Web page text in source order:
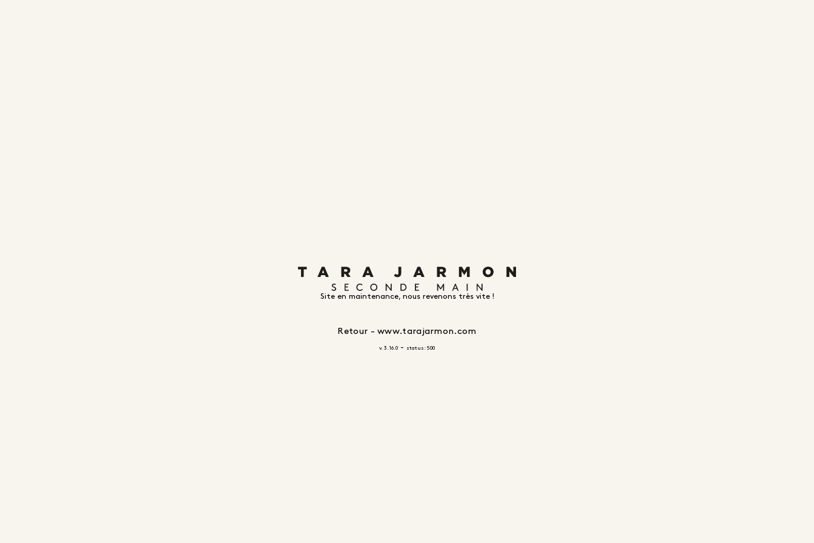
Site en maintenance, nous revenons très vite !
Retour - www.tarajarmon.com
v. 3.16.0 - status: 500